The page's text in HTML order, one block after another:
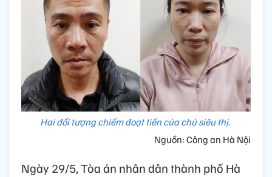
Hai đối tượng chiếm đoạt tiền của chủ siêu thị.
Nguồn: Công an Hà Nội
Ngày 29/5, Tòa án nhân dân thành phố Hà